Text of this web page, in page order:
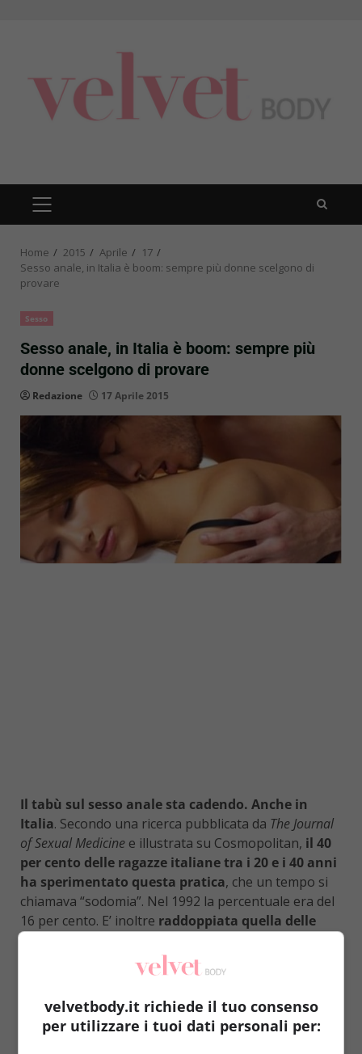
PRIMARY
MENU
Home 2015 Aprile
17
Sesso anale, in Italia è boom: sempre più donne scelgono di
provare
Sesso
Sesso anale, in Italia è boom: sempre più
donne scelgono di provare
Redazione 17 Aprile 2015
Il tabù sul sesso anale sta cadendo. Anche in
Italia. Secondo una ricerca pubblicata da The Journal
of Sexual Medicine e illustrata su Cosmopolitan, il 40
per cento delle ragazze italiane tra i 20 e i 40 anni
ha sperimentato questa pratica, che un tempo si
chiamava “sodomia”. Nel 1992 la percentuale era del
16 per cento. E’ inoltre raddoppiata quella delle
donne tra i 20 e i 39 anni che ha provato nel corso
. E ancora: il 20 per cento delle
donne che hanno una relazione stabile sostiene di
aver sperimentato il sesso anale almeno una
volta negli ultimi tre mesi. Una media buona,
insomma.
velvetbody.it richiede il tuo consenso
per utilizzare i tuoi dati personali per: